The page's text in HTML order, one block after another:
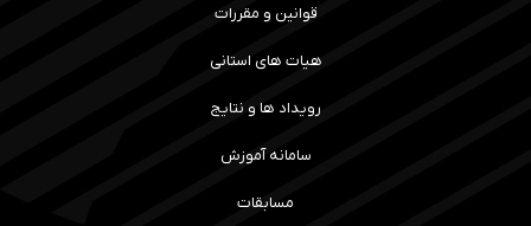
قوانین و مقررات
هیات های استانی
رویداد ها و نتایج
سامانه آموزش
مسابقات